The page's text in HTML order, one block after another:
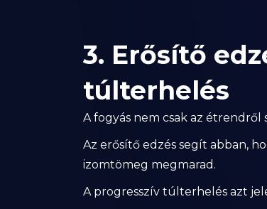
3. Erősítő
túlterhelés
A fogyás nem csak az étrendről
Az erősítő edzés segít abban,
izomtömeg megmarad.
A progresszív túlterhelés azt